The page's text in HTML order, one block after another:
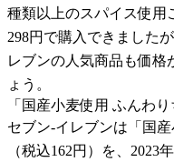
種類以上のスパイス使用
298円で購入できました
レブンの人気商品も価格
ょう。
「国産小麦使用 ふんわり
セブン-イレブンは「国
（税込162円）を、2023